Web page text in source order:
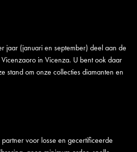
jaar (januari en september) deel aan de
Vicenzaoro in Vicenza. U bent ook daar
stand om onze collecties diamanten en
partner voor losse en gecertificeerde